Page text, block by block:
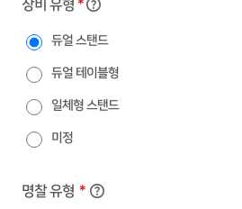
장비 유형*
듀얼 스탠드
듀얼 테이블형
일체형 스탠드
미정
명찰 유형 *